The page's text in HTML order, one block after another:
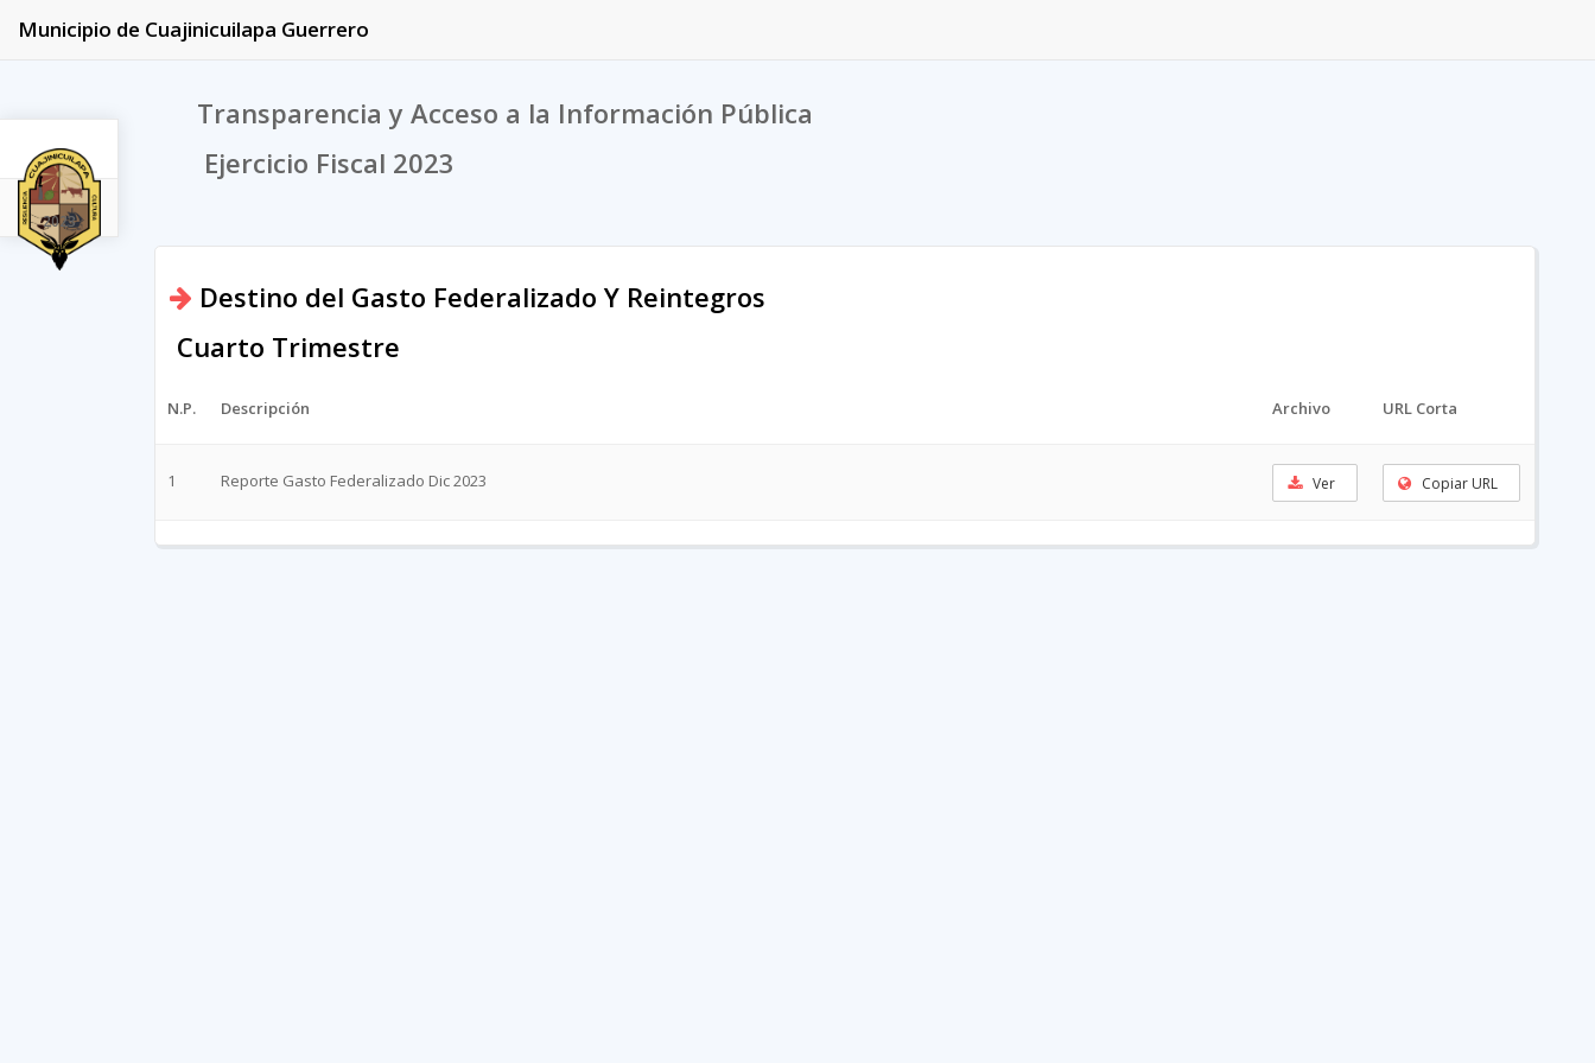
2023
Municipio de Cuajinicuilapa Guerrero
Transparencia y Acceso a la Información Pública
Ejercicio Fiscal 2023
Destino del Gasto Federalizado Y Reintegros
Cuarto Trimestre
N.P. Descripción Archivo URL Corta
1 Reporte Gasto Federalizado Dic 2023 Ver Copiar URL